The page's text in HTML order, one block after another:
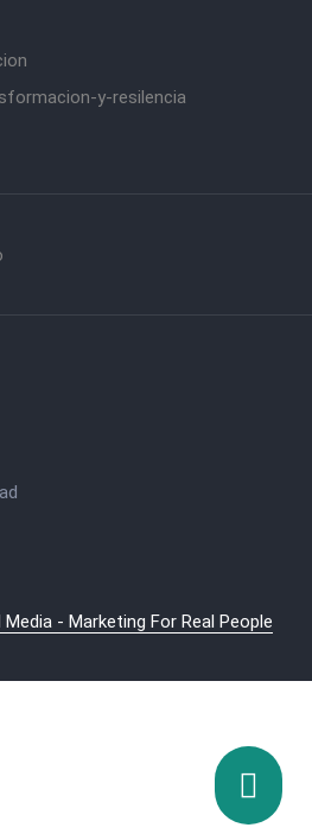
Media - Marketing For Real People